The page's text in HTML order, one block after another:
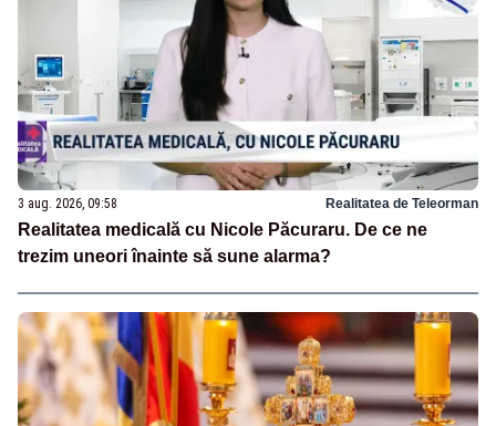
3 aug. 2026, 09:58 Realitatea de Teleorman
Realitatea medicală cu Nicole Păcuraru. De ce ne
trezim uneori înainte să sune alarma?